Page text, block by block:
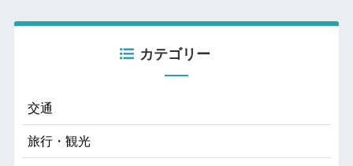
カテゴリー
交通
旅行・観光